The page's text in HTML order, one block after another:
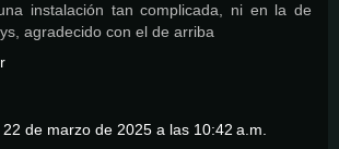
instalación tan complicada, ni en la de
agradecido con el de arriba
22 de marzo de 2025 a las 10:42 a.m.